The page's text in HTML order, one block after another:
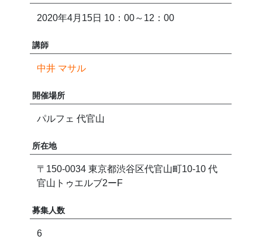
2020年4月15日 10：00～12：00
講師
中井 マサル
開催場所
パルフェ 代官山
所在地
〒150-0034 東京都渋谷区代官山町10-10 代
官山トゥエルブ2ーF
募集人数
6